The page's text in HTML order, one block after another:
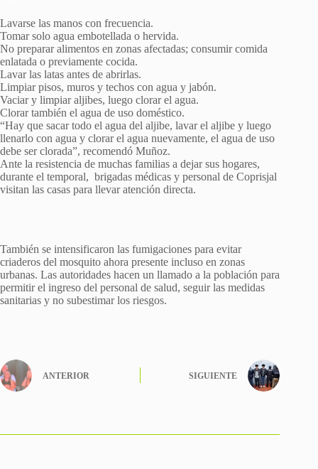
Lavarse las manos con frecuencia.
Tomar solo agua embotellada o hervida.
No preparar alimentos en zonas afectadas; consumir comida
enlatada o previamente cocida.
Lavar las latas antes de abrirlas.
Limpiar pisos, muros y techos con agua y jabón.
Vaciar y limpiar aljibes, luego clorar el agua.
Clorar también el agua de uso doméstico.
“Hay que sacar todo el agua del aljibe, lavar el aljibe y luego
llenarlo con agua y clorar el agua nuevamente, el agua de uso
debe ser clorada”, recomendó Muñoz.
Ante la resistencia de muchas familias a dejar sus hogares,
durante el temporal, brigadas médicas y personal de Coprisjal
visitan las casas para llevar atención directa.
También se intensificaron las fumigaciones para evitar
criaderos del mosquito ahora presente incluso en zonas
urbanas. Las autoridades hacen un llamado a la población para
permitir el ingreso del personal de salud, seguir las medidas
sanitarias y no subestimar los riesgos.
ANTERIOR SIGUIENTE